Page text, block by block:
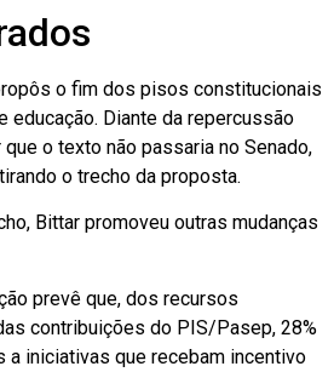
o fim dos pisos constitucionais
educação. Diante da repercussão
o texto não passaria no Senado,
o trecho da proposta.
Bittar promoveu outras mudanças
prevê que, dos recursos
contribuições do PIS/Pasep, 28%
a iniciativas que recebam incentivo